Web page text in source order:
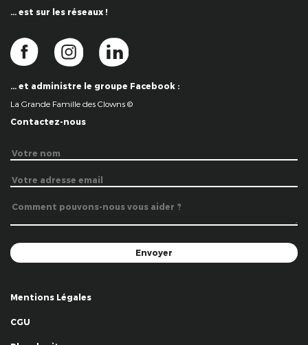
… est sur les réseaux !
… et administre le groupe Facebook :
La Grande Famille des Clowns ©
Contactez-nous
Mentions Légales
CGU